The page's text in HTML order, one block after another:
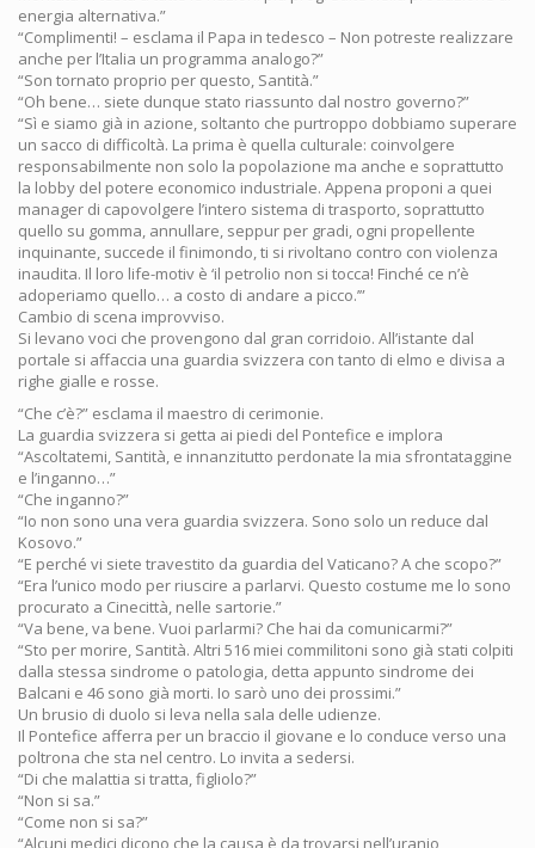
energia alternativa.”
“Complimenti! – esclama il Papa in tedesco – Non potreste realizzare
anche per l’Italia un programma analogo?”
“Son tornato proprio per questo, Santità.”
“Oh bene… siete dunque stato riassunto dal nostro governo?”
“Sì e siamo già in azione, soltanto che purtroppo dobbiamo superare
un sacco di difficoltà. La prima è quella culturale: coinvolgere
responsabilmente non solo la popolazione ma anche e soprattutto
la lobby del potere economico industriale. Appena proponi a quei
manager di capovolgere l’intero sistema di trasporto, soprattutto
quello su gomma, annullare, seppur per gradi, ogni propellente
inquinante, succede il finimondo, ti si rivoltano contro con violenza
inaudita. Il loro life-motiv è ‘il petrolio non si tocca! Finché ce n’è
adoperiamo quello… a costo di andare a picco.’”
Cambio di scena improvviso.
Si levano voci che provengono dal gran corridoio. All’istante dal
portale si affaccia una guardia svizzera con tanto di elmo e divisa a
righe gialle e rosse.
“Che c’è?” esclama il maestro di cerimonie.
La guardia svizzera si getta ai piedi del Pontefice e implora
“Ascoltatemi, Santità, e innanzitutto perdonate la mia sfrontataggine
e l’inganno…”
“Che inganno?”
“Io non sono una vera guardia svizzera. Sono solo un reduce dal
Kosovo.”
“E perché vi siete travestito da guardia del Vaticano? A che scopo?”
“Era l’unico modo per riuscire a parlarvi. Questo costume me lo sono
procurato a Cinecittà, nelle sartorie.”
“Va bene, va bene. Vuoi parlarmi? Che hai da comunicarmi?”
“Sto per morire, Santità. Altri 516 miei commilitoni sono già stati colpiti
dalla stessa sindrome o patologia, detta appunto sindrome dei
Balcani e 46 sono già morti. Io sarò uno dei prossimi.”
Un brusio di duolo si leva nella sala delle udienze.
Il Pontefice afferra per un braccio il giovane e lo conduce verso una
poltrona che sta nel centro. Lo invita a sedersi.
“Di che malattia si tratta, figliolo?”
“Non si sa.”
“Come non si sa?”
“Alcuni medici dicono che la causa è da trovarsi nell’uranio